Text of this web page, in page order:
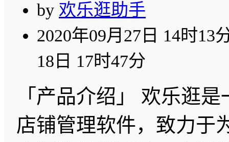
by 欢乐逛助手
2020年09月27日 14时13
18日 17时47分
「产品介绍」 欢乐逛
店铺管理软件，致力于